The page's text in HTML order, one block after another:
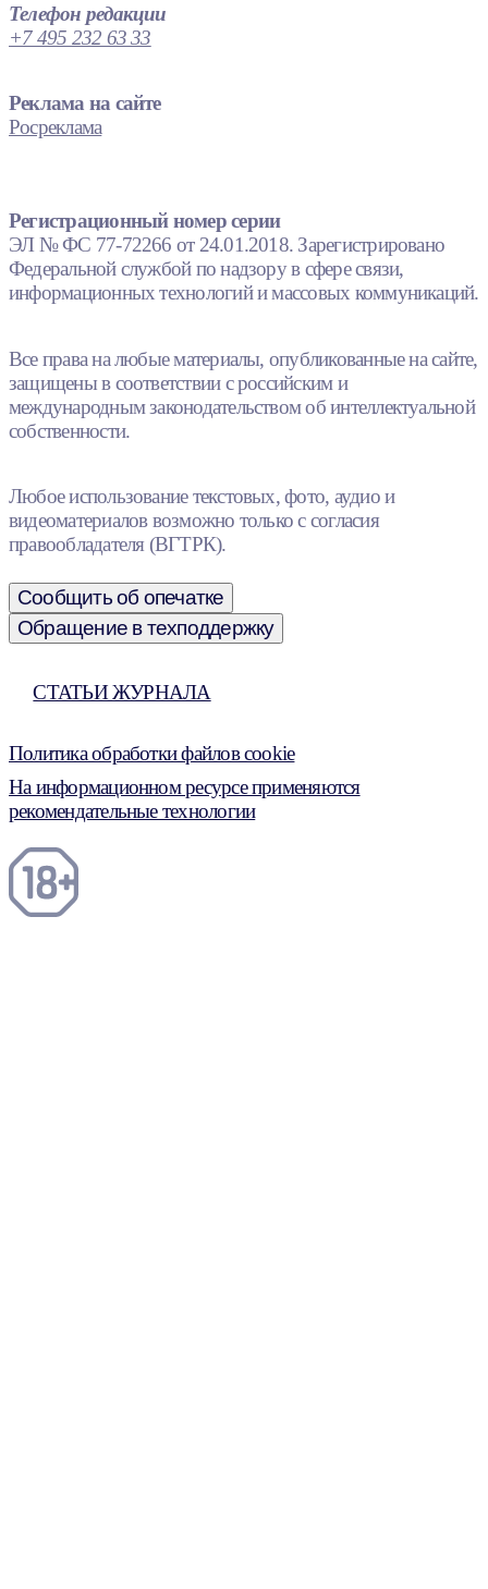
Телефон редакции
+7 495 232 63 33
Реклама на сайте
Росреклама
Регистрационный номер серии
ЭЛ № ФС 77-72266 от 24.01.2018. Зарегистрировано
Федеральной службой по надзору в сфере связи,
информационных технологий и массовых коммуникаций.
Все права на любые материалы, опубликованные на сайте,
защищены в соответствии с российским и
международным законодательством об интеллектуальной
собственности.
Любое использование текстовых, фото, аудио и
видеоматериалов возможно только с согласия
правообладателя (ВГТРК).
Сообщить об опечатке
Обращение в техподдержку
СТАТЬИ ЖУРНАЛА
Политика обработки файлов cookie
На информационном ресурсе применяются
рекомендательные технологии